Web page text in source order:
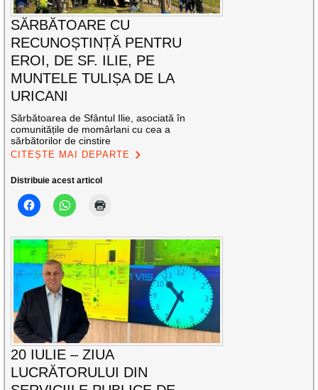
SĂRBĂTOARE CU
RECUNOȘTINȚĂ PENTRU
EROI, DE SF. ILIE, PE
MUNTELE TULIȘA DE LA
URICANI
Sărbătoarea de Sfântul Ilie, asociată în
comunitățile de momârlani cu cea a
sărbătorilor de cinstire
CITEȘTE MAI DEPARTE
Distribuie acest articol
20 IULIE – ZIUA
LUCRĂTORULUI DIN